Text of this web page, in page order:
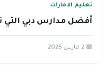
تعليم الامارات
أفضل مدارس دبي التي
📅 2 مارس 2025